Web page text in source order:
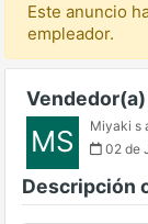
Este anuncio
empleador.
MS Miyaki s
02 de
Descripción